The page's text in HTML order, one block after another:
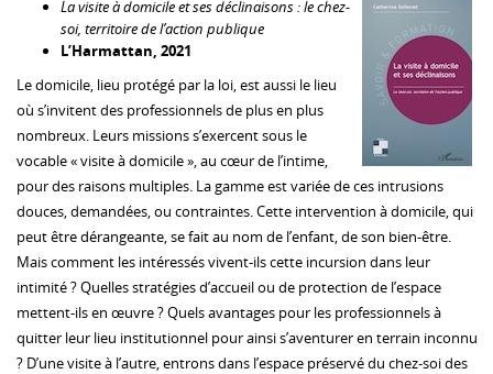
La visite à domicile et ses déclinaisons : le chez-
soi, territoire de l’action publique
L’Harmattan, 2021
Le domicile, lieu protégé par la loi, est aussi le lieu
où s’invitent des professionnels de plus en plus
nombreux. Leurs missions s’exercent sous le
vocable « visite à domicile », au cœur de l’intime,
pour des raisons multiples. La gamme est variée de ces intrusions
douces, demandées, ou contraintes. Cette intervention à domicile, qui
peut être dérangeante, se fait au nom de l’enfant, de son bien-être.
Mais comment les intéressés vivent-ils cette incursion dans leur
intimité ? Quelles stratégies d’accueil ou de protection de l’espace
mettent-ils en œuvre ? Quels avantages pour les professionnels à
quitter leur lieu institutionnel pour ainsi s’aventurer en terrain inconnu
? D’une visite à l’autre, entrons dans l’espace préservé du chez-soi des